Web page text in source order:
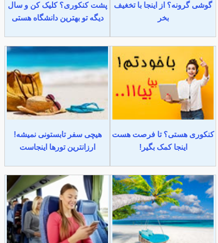
گوشی گرونه؟ از اینجا با تخغیف
بخر
پشت کنکوری؟ کلیک کن و سال
دیگه تو بهترین دانشگاه هستی
کنکوری هستی؟ تا فرصت هست
اینجا کمک بگیر!
هیچی سفر تابستونی نمیشه!
ارزانترین تورها اینجاست